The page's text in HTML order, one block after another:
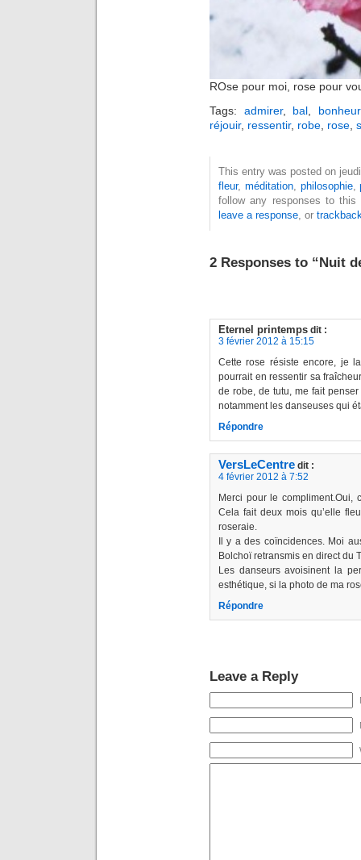
ROse pour moi, rose pour
Tags: admirer, bal, bonheur
réjouir, ressentir, robe, rose,
This entry was posted on
fleur, méditation, philosophie,
follow any responses to
leave a response, or
2 Responses to “Nuit
Eternel printemps dit :
3 février 2012 à 15:15
Cette rose résiste encore, je
pourrait en ressentir sa
de robe, de tutu, me fait
notamment les danseuses qui
Répondre
VersLeCentre dit :
4 février 2012 à 7:52
Merci pour le compliment.Oui,
Cela fait deux mois qu’elle
roseraie.
Il y a des coïncidences. Moi
Bolchoï retransmis en direct du
Les danseurs avoisinent la
esthétique, si la photo de ma
Répondre
Leave a Reply